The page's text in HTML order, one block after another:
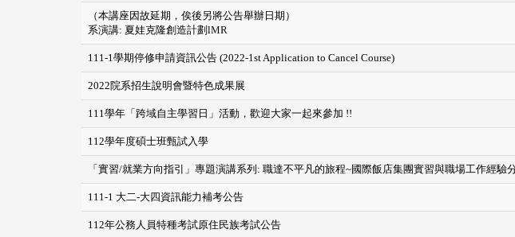
（本講座因故延期，俟後另將公告舉辦日期）
系演講: 夏娃克隆創造計劃lMR
111-1學期停修申請資訊公告 (2022-1st Application to Cancel Course)
2022院系招生說明會暨特色成果展
111學年「跨域自主學習日」活動，歡迎大家一起來參加 !!
112學年度碩士班甄試入學
「實習/就業方向指引」專題演講系列: 職達不平凡的旅程~國際飯店集團實習與職場工作經驗
111-1 大二-大四資訊能力補考公告
112年公務人員特種考試原住民族考試公告